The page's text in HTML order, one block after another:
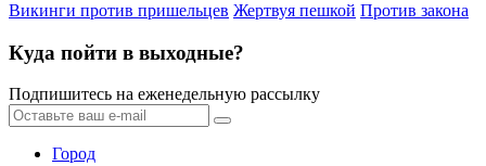
Викинги против пришельцев Жертвуя пешкой Против закона
Куда пойти в выходные?
Подпишитесь на еженедельную рассылку
Город